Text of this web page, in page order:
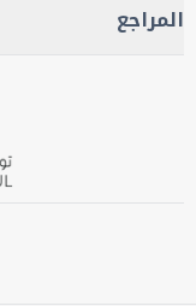
المراجع